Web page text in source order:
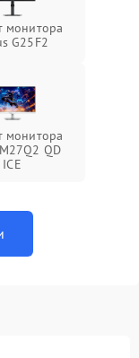
монитора
G25F2
монитора
QD
ICE